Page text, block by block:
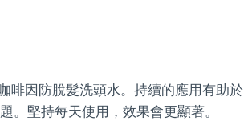
因防脫髮洗頭水。持續的應用有助於
。堅持每天使用，效果會更顯著。